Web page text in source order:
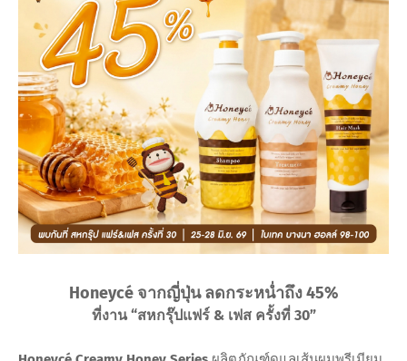
Honeycé จากญี่ปุ่น ลดกระหน่ำถึง 45%
ที่งาน “สหกรุ๊ปแฟร์ & เฟส ครั้งที่ 30”